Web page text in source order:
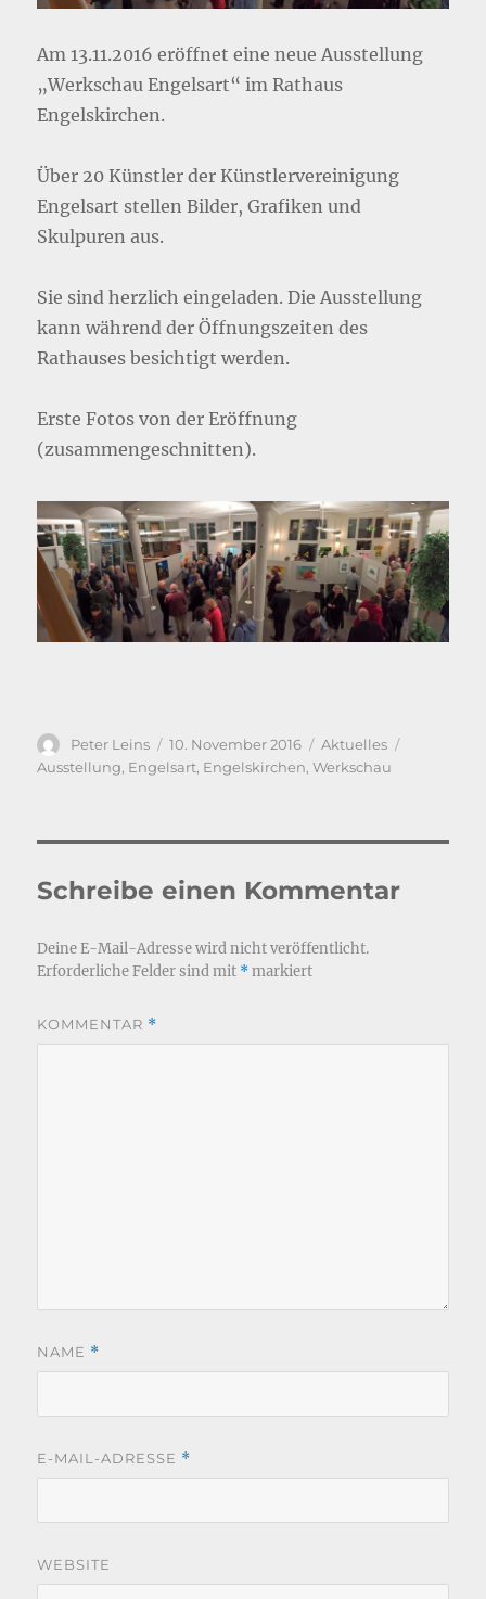
Am 13.11.2016 eröffnet eine neue Ausstellung
„Werkschau Engelsart“ im Rathaus
Engelskirchen.
Über 20 Künstler der Künstlervereinigung
Engelsart stellen Bilder, Grafiken und
Skulpuren aus.
Sie sind herzlich eingeladen. Die Ausstellung
kann während der Öffnungszeiten des
Rathauses besichtigt werden.
Erste Fotos von der Eröffnung
(zusammengeschnitten).
Autor
Peter Leins
Veröffentlicht
am
10. November 2016 Kategorien
Aktuelles
Ausstellung, Engelsart, Engelskirchen,Werkschau
Schreibe einen Kommentar
Deine E-Mail-Adresse wird nicht veröffentlicht.
Erforderliche Felder sind mit *markiert
KOMMENTAR *
NAME *
E-MAIL-ADRESSE *
WEBSITE